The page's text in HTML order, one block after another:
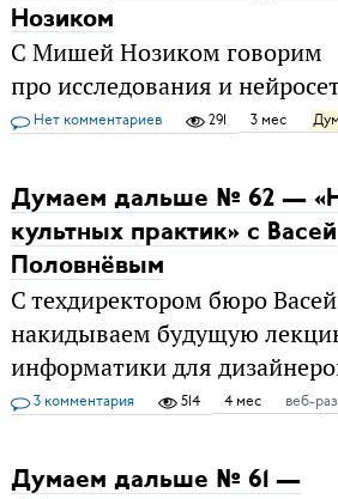
Нозиком
С Мишей Нозиком говорим
про исследования и
Нет комментариев 291 3 мес
Думаем дальше № 62 —
культных практик» с Васей
Половнёвым
С техдиректором бюро
накидываем будущую
информатики для
3 комментария 514 4 мес веб-
Думаем дальше № 61 —